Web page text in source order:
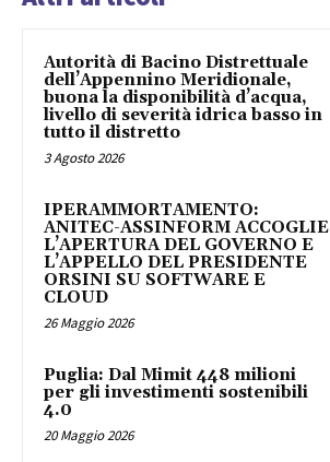
Autorità di Bacino Distrettuale
dell’Appennino Meridionale,
buona la disponibilità d’acqua,
livello di severità idrica basso in
tutto il distretto
3 Agosto 2026
IPERAMMORTAMENTO:
ANITEC-ASSINFORM ACCOGLIE
L’APERTURA DEL GOVERNO E
L’APPELLO DEL PRESIDENTE
ORSINI SU SOFTWARE E
CLOUD
26 Maggio 2026
Puglia: Dal Mimit 448 milioni
per gli investimenti sostenibili
4.0
20 Maggio 2026